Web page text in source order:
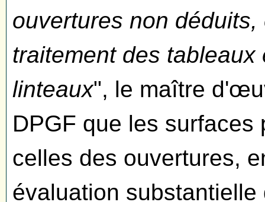
ouvertures non
traitement des
linteaux", le maître
DPGF que les
celles des ouvertures,
évaluation